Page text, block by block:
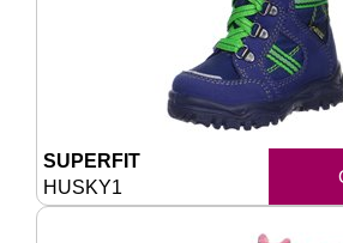
SUPERFIT
HUSKY1